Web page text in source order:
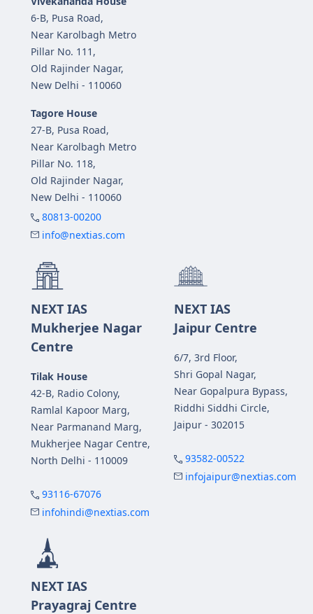
6-B, Pusa Road,
Near Karolbagh Metro
Pillar No. 111,
Old Rajinder Nagar,
New Delhi - 110060
Tagore House
27-B, Pusa Road,
Near Karolbagh Metro
Pillar No. 118,
Old Rajinder Nagar,
New Delhi - 110060
80813-00200
info@nextias.com
NEXT IAS
Mukherjee Nagar
Centre
Tilak House
42-B, Radio Colony,
Ramlal Kapoor Marg,
Near Parmanand Marg,
Mukherjee Nagar Centre,
North Delhi - 110009
93116-67076
infohindi@nextias.com
NEXT IAS
Jaipur Centre
6/7, 3rd Floor,
Shri Gopal Nagar,
Near Gopalpura Bypass,
Riddhi Siddhi Circle,
Jaipur - 302015
93582-00522
infojaipur@nextias.com
NEXT IAS
Prayagraj Centre